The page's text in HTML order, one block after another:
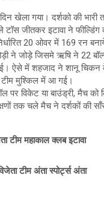
खेला गया। दर्शको की
जीतकर इटावा ने
20 ओवर में 169 रन
ने जोड़े जिसमे ऋषि ने 22
ऐसे में शहजाद ने शानू चिकन
टीम मुश्किल में आ गई।
विकेट या बाउंड्री, मैच
तक चले मैच ने दर्शकों की
टीम महाकाल क्लब इटावा
टीम अंता स्पोर्ट्स अंता